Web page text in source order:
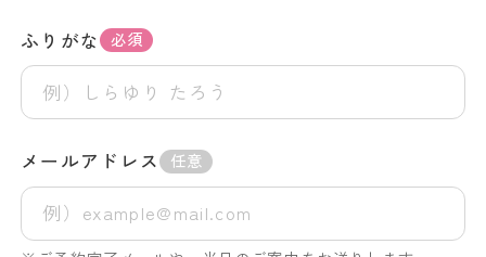
ふりがな 必須
メールアドレス 任意